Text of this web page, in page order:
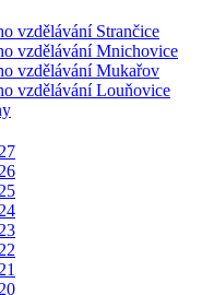
vzdělávání Strančice
vzdělávání Mnichovice
vzdělávání Mukařov
vzdělávání Louňovice